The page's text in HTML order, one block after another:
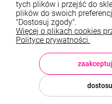
O
TWOJE
Sklep: StaloweLOVE,
podkarpackie, NIP:
tych plików i przejść do
plików do swoich
"Dostosuj zgody".
Więcej o plikach cookies
Polityce prywatności.